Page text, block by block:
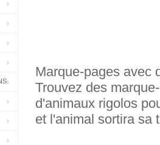
Marque-pages avec
Trouvez des
d'animaux rigolos
et l'animal sortira sa